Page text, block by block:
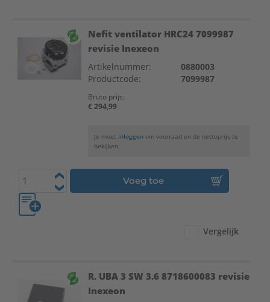
Nefit ventilator HRC24 7099987
revisie Inexeon
Artikelnummer:
0880003
Productcode:
7099987
Bruto prijs:
€ 294,99
Je moet inloggen om voorraad en de nettoprijs te
bekijken.
Voeg toe
Vergelijk
R. UBA 3 SW 3.6 8718600083 revisie
Inexeon